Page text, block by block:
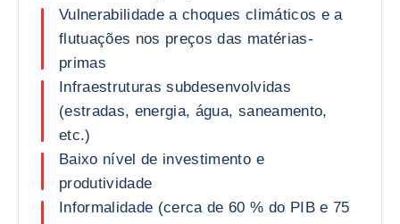
Vulnerabilidade a choques climáticos e a
flutuações nos preços das matérias-
primas
Infraestruturas subdesenvolvidas
(estradas, energia, água, saneamento,
etc.)
Baixo nível de investimento e
produtividade
Informalidade (cerca de 60 % do PIB e 75